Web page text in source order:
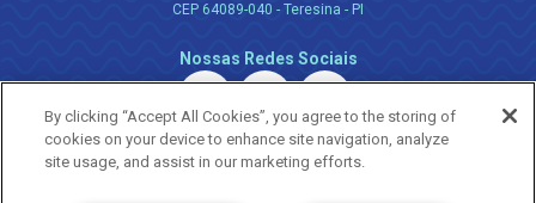
CEP 64089-040 - Teresina - PI
Nossas Redes Sociais
By clicking “Accept All Cookies”, you agree to the storing of
cookies on your device to enhance site navigation, analyze
site usage, and assist in our marketing efforts.